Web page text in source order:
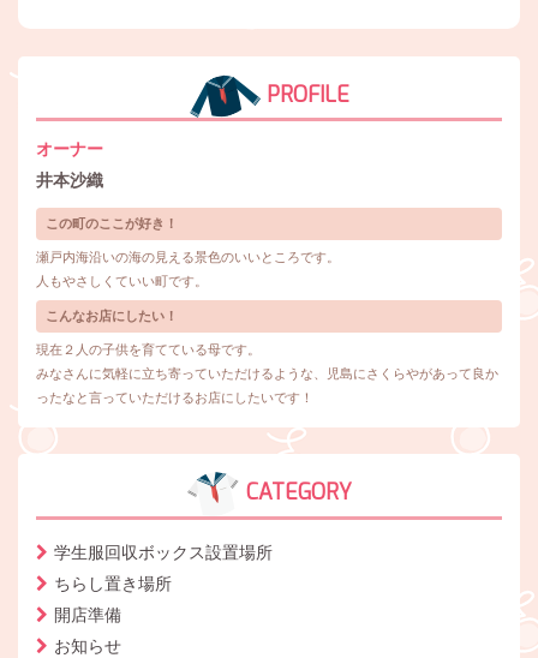
PROFILE
オーナー
井本沙織
この町のここが好き！
瀬戸内海沿いの海の見える景色のいいところです。
人もやさしくていい町です。
こんなお店にしたい！
現在２人の子供を育てている母です。
みなさんに気軽に立ち寄っていただけるような、児島にさくらやがあって良か
ったなと言っていただけるお店にしたいです！
CATEGORY
学生服回収ボックス設置場所
ちらし置き場所
開店準備
お知らせ